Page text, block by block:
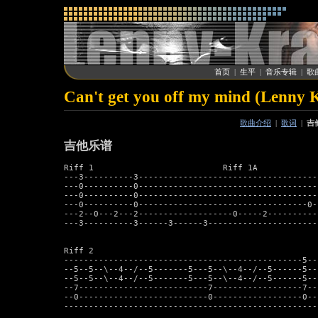
首页 | 生平 | 音乐专辑 | 歌
Can't get you off my mind (Lenny
歌曲介绍 | 歌词 | 吉
吉他乐谱
Riff 1                          Riff 1A
---3----------
---0----------
---0----------
---0----------0----------------------------------
---2--0---2---2-------------------0-----
---3----------3------3------
Riff 2
------------------------------------------------5--
--5--5--\--4--/--5-------5---5--\--4--/--5------
--5--5--\--4--/--5-------5---5--\--4--/--5------
--7--------------------------7------------------
--0--------------------------0------------------